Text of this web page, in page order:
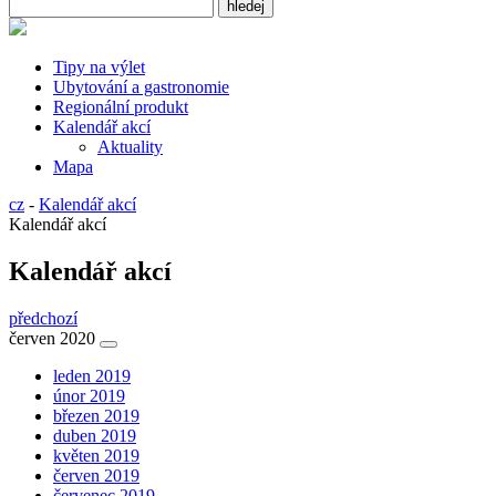
Tipy na výlet
Ubytování a gastronomie
Regionální produkt
Kalendář akcí
Aktuality
Mapa
cz - Kalendář akcí
Kalendář akcí
Kalendář akcí
předchozí
červen 2020
leden 2019
únor 2019
březen 2019
duben 2019
květen 2019
červen 2019